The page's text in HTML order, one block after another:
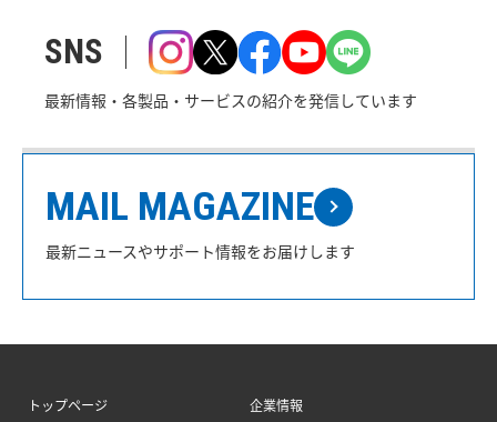
SNS
最新情報・各製品・サービスの紹介を発信しています
MAIL MAGAZINE
最新ニュースやサポート情報をお届けします
トップページ
企業情報